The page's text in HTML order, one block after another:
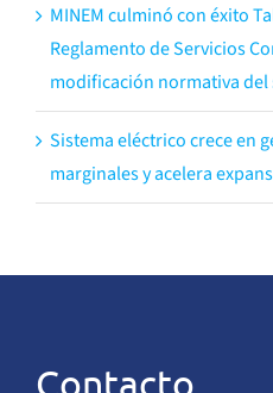
MINEM culminó con éxito
Reglamento de Servicios
modificación normativa
Sistema eléctrico crece en
marginales y acelera
Contacto